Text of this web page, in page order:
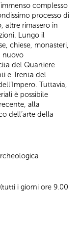
complesso
processo di
altre rimasero in
Lungo il
chiese, monasteri,
nuovo
del Quartiere
e Trenta del
Tuttavia,
è possibile
alla
dell’arte della
(tutti i giorni ore 9.00